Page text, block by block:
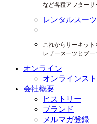
など各種アフター
レンタルスーツ
これからサーキッ
レザースーツとブ
オンライン
オンラインス
会社概要
ヒストリー
ブランド
メルマガ登録